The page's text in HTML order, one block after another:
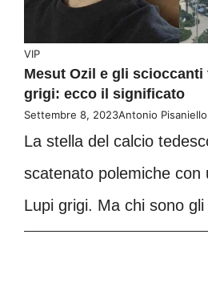
VIP
Mesut Ozil e gli
grigi: ecco il significato
Settembre 8, 2023Antonio Pisaniello
La stella del calcio
scatenato polemiche con
Lupi grigi. Ma chi sono gli